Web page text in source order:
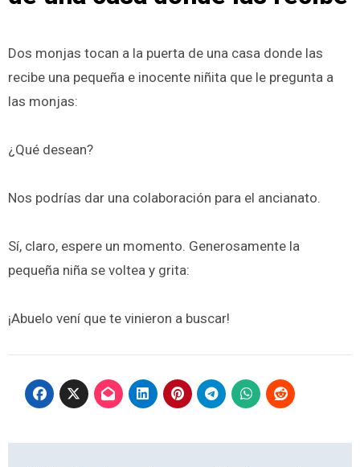
Dos monjas tocan a la puerta de una casa donde las
recibe una pequeña e inocente niñita que le pregunta a
las monjas:
¿Qué desean?
Nos podrías dar una colaboración para el ancianato.
Sí, claro, espere un momento. Generosamente la
pequeña niña se voltea y grita:
¡Abuelo vení que te vinieron a buscar!